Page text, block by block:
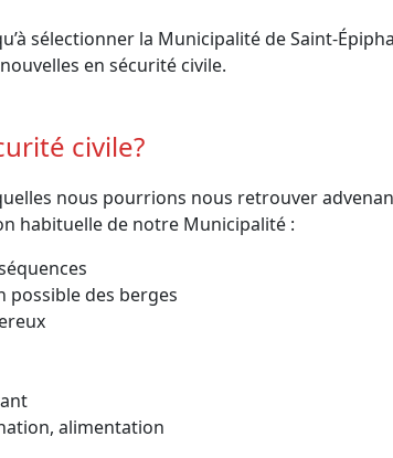
sélectionner la Municipalité de Saint-
en sécurité civile.
civile?
nous pourrions nous retrouver
habituelle de notre Municipalité :
possible des berges
alimentation